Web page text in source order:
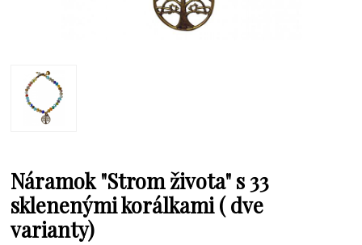
Náramok "Strom života" s 33
sklenenými korálkami ( dve
varianty)